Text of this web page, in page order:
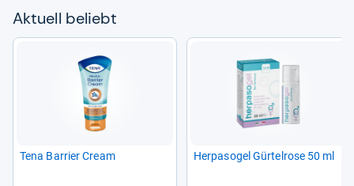
Aktu­ell beliebt
Tena Bar­rier Cream Her­pa­so­gel Gür­tel­rose 50 ml